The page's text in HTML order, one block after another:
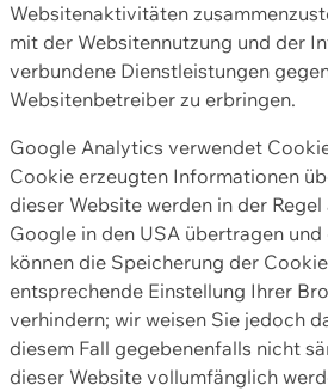
Websitenaktivitäten
mit der Websitennutzung und der
verbundene Dienstleistungen
Websitenbetreiber zu erbringen.
Google Analytics verwendet
Cookie erzeugten Informationen
dieser Website werden in der
Google in den USA übertragen
können die Speicherung der
entsprechende Einstellung Ihrer
verhindern; wir weisen Sie jedoch
diesem Fall gegebenenfalls nicht
dieser Website vollumfänglich